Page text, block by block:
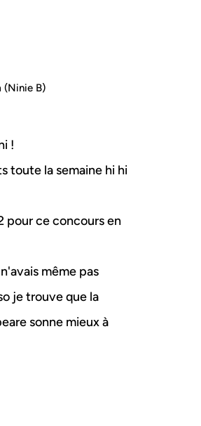
(Ninie B)
!
toute la semaine hi hi
pour ce concours en
même pas
je trouve que la
sonne mieux à